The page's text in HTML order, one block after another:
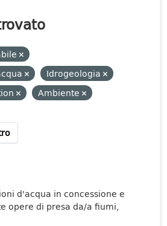
Idrogeologia
Ambiente
d'acqua in concessione e
opere di presa da/a fiumi,